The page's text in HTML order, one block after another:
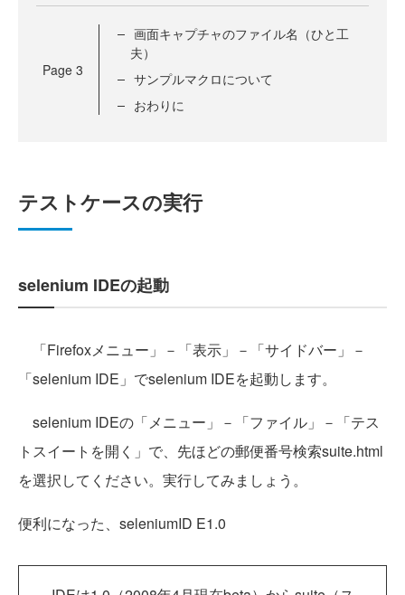
Page 3
画面キャプチャのファイル名（ひと工
夫）
サンプルマクロについて
おわりに
テストケースの実行
selenium IDEの起動
「Firefoxメニュー」－「表示」－「サイドバー」－
「selenium IDE」でselenium IDEを起動します。
selenium IDEの「メニュー」－「ファイル」－「テス
トスイートを開く」で、先ほどの郵便番号検索suite.html
を選択してください。実行してみましょう。
便利になった、seleniumID E1.0